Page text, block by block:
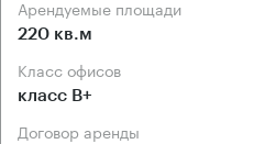
Арендуемые площади
220 кв.м
Класс офисов
класс B+
Договор аренды